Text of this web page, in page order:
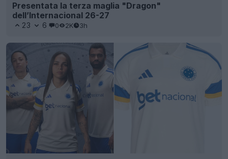
Presentata la terza maglia "Dragon"
dell’Internacional 26-27
23 6 0 2K 3h